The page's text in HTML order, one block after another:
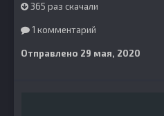
365 раз скачали
1 комментарий
Отправлено 29 мая, 2020